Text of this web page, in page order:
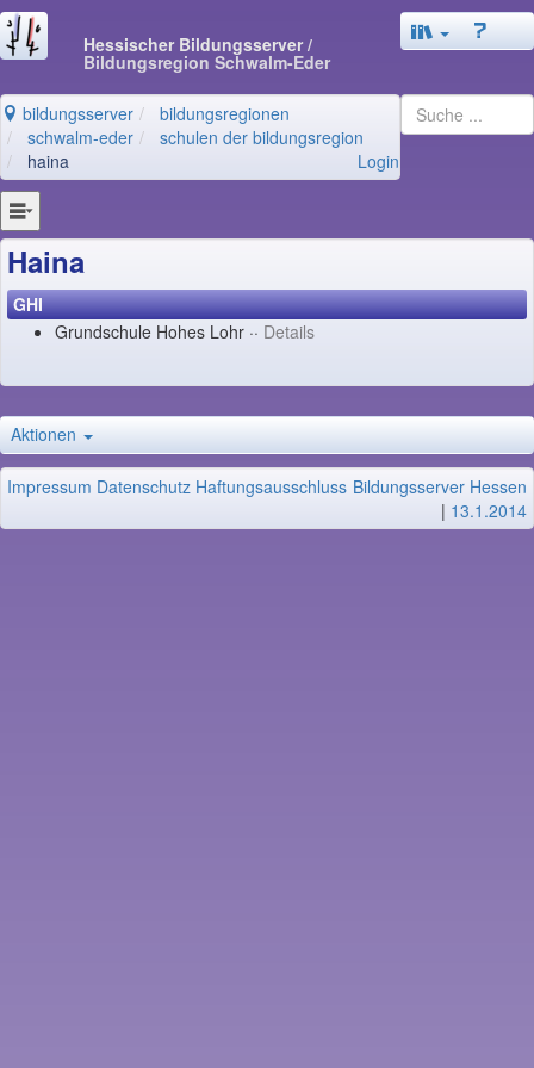
Hessischer Bildungsserver/
Bildungsregion Schwalm-Eder
bildungsserver
bildungsregionen
schwalm-eder
schulen der bildungsregion
haina
Login
Haina
GHI
Grundschule Hohes Lohr ·· Details
Aktionen
Impressum Datenschutz Haftungsausschluss Bildungsserver Hessen
| 13.1.2014